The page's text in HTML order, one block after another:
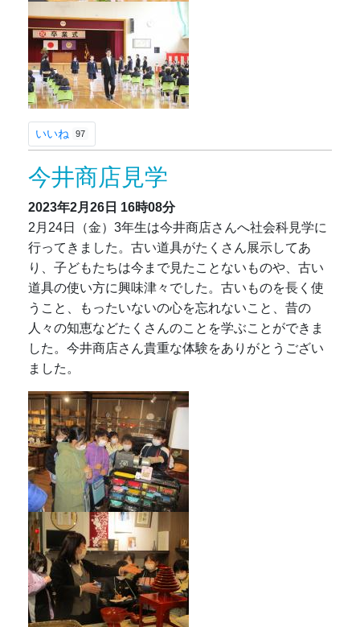
いいね 97
今井商店見学
2023年2月26日 16時08分
2月24日（金）3年生は今井商店さんへ社会科見学に
行ってきました。古い道具がたくさん展示してあ
り、子どもたちは今まで見たことないものや、古い
道具の使い方に興味津々でした。古いものを長く使
うこと、もったいないの心を忘れないこと、昔の
人々の知恵などたくさんのことを学ぶことができま
した。今井商店さん貴重な体験をありがとうござい
ました。